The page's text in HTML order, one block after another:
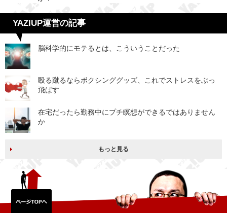
YAZIUP運営の記事
脳科学的にモテるとは、こういうことだった
殴る蹴るならボクシンググッズ、これでストレスをぶっ
飛ばす
在宅だったら勤務中にプチ瞑想ができるではありません
か
もっと見る